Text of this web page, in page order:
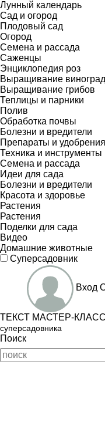
Лунный календарь
Сад и огород
Плодовый сад
Огород
Семена и рассада
Саженцы
Энциклопедия роз
Выращивание
Выращивание грибов
Теплицы и парники
Полив
Обработка почвы
Болезни и вредители
Препараты и удобрения
Техника и инструменты
Семена и рассада
Идеи для сада
Болезни и вредители
Красота и здоровье
Растения
Растения
Поделки для сада
Видео
Домашние животные
Суперсадовник
Вход
ТЕКСТ МАСТЕР-КЛАСС
суперсадовника
Поиск